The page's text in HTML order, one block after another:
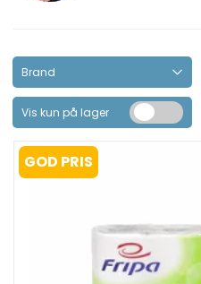
Vis kun på lager
GOD PRIS